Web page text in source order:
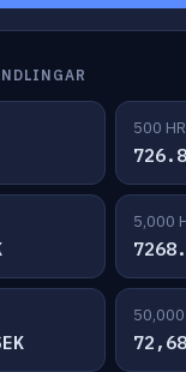
500
5,000
50,000